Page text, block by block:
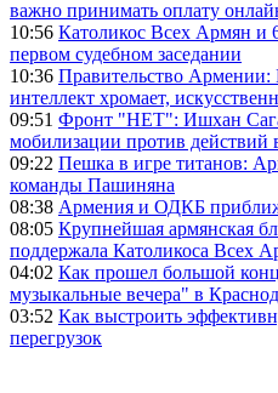
важно принимать оплату
10:56 Католикос Всех Армян и
первом судебном заседании
10:36 Правительство Армении:
интеллект хромает,
09:51 Фронт "НЕТ": Ишхан
мобилизации против действий
09:22 Пешка в игре титанов:
команды Пашиняна
08:38 Армения и ОДКБ
08:05 Крупнейшая армянская
поддержала Католикоса Всех
04:02 Как прошел большой
музыкальные вечера" в
03:52 Как выстроить
перегрузок